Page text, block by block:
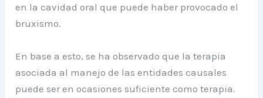
en la cavidad oral que puede haber provocado el
bruxismo.
En base a esto, se ha observado que la terapia
asociada al manejo de las entidades causales
puede ser en ocasiones suficiente como terapia.